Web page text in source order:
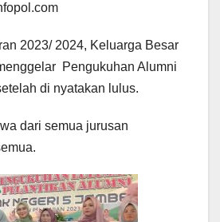
2023/ 2024, Keluarga Besar
Pengukuhan Alumni
di nyatakan lulus.
dari semua jurusan